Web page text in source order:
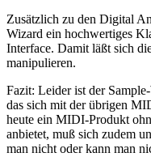
Zusätzlich zu den Digital
Wizard ein hochwertiges
Interface. Damit läßt sich
manipulieren.
Fazit: Leider ist der
das sich mit der übrigen
heute ein MIDI-Produkt
anbietet, muß sich zudem
man nicht oder kann man